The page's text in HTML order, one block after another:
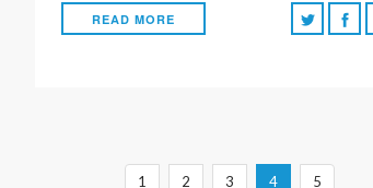
READ MORE
1 2 3 4 5